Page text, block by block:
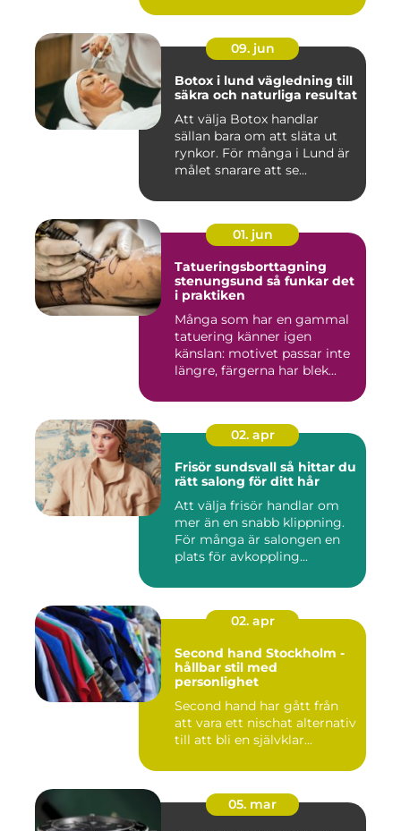
09. jun
Botox i lund vägledning till
säkra och naturliga resultat
Att välja Botox handlar
sällan bara om att släta ut
rynkor. För många i Lund är
målet snarare att se...
01. jun
Tatueringsborttagning
stenungsund så funkar det
i praktiken
Många som har en gammal
tatuering känner igen
känslan: motivet passar inte
längre, färgerna har blek...
02. apr
Frisör sundsvall så hittar du
rätt salong för ditt hår
Att välja frisör handlar om
mer än en snabb klippning.
För många är salongen en
plats för avkoppling...
02. apr
Second hand Stockholm -
hållbar stil med
personlighet
Second hand har gått från
att vara ett nischat alternativ
till att bli en självklar...
05. mar